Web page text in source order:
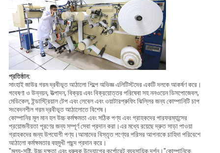
প্রতিষ্ঠান:
সাংহাই জাউর গরম দ্রবীভূত আঠালো শিল্পে অভিজ্ঞ এলিটিস্টদের একটি দলকে আকর্ষণ করে।
গবেষণা ও উন্নয়ন, উত্পাদন, বিক্রয় এবং বিক্রয়োত্তর পরিষেবা সহ ননওয়েন ডিসপোজেবল,
মেডিকেল, ইন্ডাস্ট্রিয়াল টেপ এবং লেবেল এবং ওয়াটারপ্রুফিং ঝিল্লির জন্য কোম্পানিটি চাপ
সংবেদনশীল গরম দ্রবীভূত আঠালোতে বিশেষ।
কোম্পানির মূল মান হল উচ্চ কর্মক্ষমতা এবং সঠিক পণ্য এবং গ্রাহকদের পারফরম্যান্সের
প্রয়োজনীয়তা পূরণের জন্য সম্পূর্ণ সেবা প্রদান করা।এর মধ্যে রয়েছে দ্রুত সাড়া পাওয়া
গ্রাহকদের জন্য উপযোগী পণ্য।আমাদের বিস্তৃত পণ্যের পরিসর আপনাকে চাহিদা পরিবেশে
আঠালো কর্মক্ষমতার বহুমুখী পছন্দ প্রদান করে।
"মূল্য-সৃষ্টি, উচ্চ দক্ষতা এবং ধ্রুবক উদ্যোগের কর্পোরেট ব্যবসায়িক দর্শন।"কোম্পানিকে